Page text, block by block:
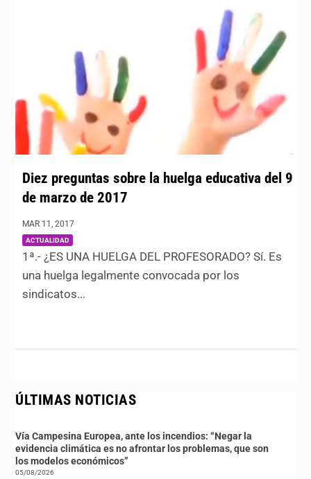
Diez preguntas sobre la huelga educativa del 9
de marzo de 2017
MAR 11, 2017
ACTUALIDAD
1ª.- ¿ES UNA HUELGA DEL PROFESORADO? Sí. Es
una huelga legalmente convocada por los
sindicatos...
ÚLTIMAS NOTICIAS
Vía Campesina Europea, ante los incendios: “Negar la
evidencia climática es no afrontar los problemas, que son
los modelos económicos”
05/08/2026